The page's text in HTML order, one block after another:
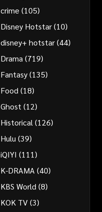
crime (105)
Disney Hotstar(10)
disney+ hotstar(44)
Drama (719)
Fantasy(135)
Food (18)
Ghost (12)
Historical (126)
Hulu (39)
iQIYI (111)
K-DRAMA (40)
KBS World (8)
KOK TV(3)